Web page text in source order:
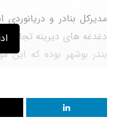
مدیرکل بنادر و
دغدغه های دیرینه تجار
بندر بوشهر بوده که
برای اخذ مصوبه هیات عامل